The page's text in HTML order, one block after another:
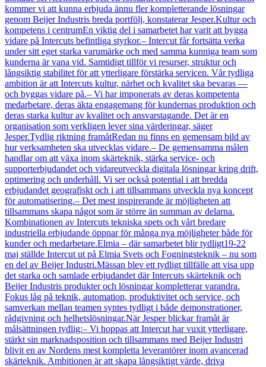
kommer vi att kunna erbjuda ännu fler kompletterande lösningar
genom Beijer Industris breda portfölj, konstaterar Jesper.Kultur och
kompetens i centrumEn viktig del i samarbetet har varit att bygga
vidare på Intercuts befintliga styrkor.– Intercut får fortsätta verka
under sitt eget starka varumärke och med samma kunniga team som
kunderna är vana vid. Samtidigt tillför vi resurser, struktur och
långsiktig stabilitet för att ytterligare förstärka servicen. Vår tydliga
ambition är att Intercuts kultur, närhet och kvalitet ska bevaras —
och byggas vidare på.– Vi har imponerats av deras kompetenta
medarbetare, deras äkta engagemang för kundernas produktion och
deras starka kultur av kvalitet och ansvarstagande. Det är en
organisation som verkligen lever sina värderingar, säger
Jesper.Tydlig riktning framåtRedan nu finns en gemensam bild av
hur verksamheten ska utvecklas vidare.– De gemensamma målen
handlar om att växa inom skärteknik, stärka service- och
supporterbjudandet och vidareutveckla digitala lösningar kring drift,
optimering och underhåll. Vi ser också potential i att bredda
erbjudandet geografiskt och i att tillsammans utveckla nya koncept
för automatisering.– Det mest inspirerande är möjligheten att
tillsammans skapa något som är större än summan av delarna.
Kombinationen av Intercuts tekniska spets och vårt bredare
industriella erbjudande öppnar för många nya möjligheter både för
kunder och medarbetare.Elmia – där samarbetet blir tydligt19-22
maj ställde Intercut ut på Elmia Svets och Fogningsteknik – nu som
en del av Beijer Industri.Mässan blev ett tydligt tillfälle att visa upp
det starka och samlade erbjudandet där Intercuts skärteknik och
Beijer Industris produkter och lösningar kompletterar varandra.
Fokus låg på teknik, automation, produktivitet och service, och
samverkan mellan teamen syntes tydligt i både demonstrationer,
rådgivning och helhetslösningar.När Jesper blickar framåt är
målsättningen tydlig:– Vi hoppas att Intercut har vuxit ytterligare,
stärkt sin marknadsposition och tillsammans med Beijer Industri
blivit en av Nordens mest kompletta leverantörer inom avancerad
skärteknik. Ambitionen är att skapa långsiktigt värde, driva